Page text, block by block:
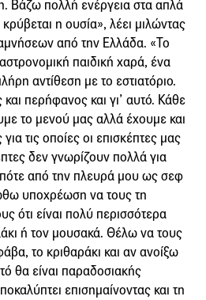
Βάζω πολλή ενέργεια στα απλά
η ουσία», λέει μιλώντας
από την Ελλάδα. «Το
παιδική χαρά, ένα
αντίθεση με το εστιατόριο.
περήφανος και γι’ αυτό. Κάθε
το μενού μας αλλά έχουμε και
τις οποίες οι επισκέπτες μας
δεν γνωρίζουν πολλά για
από την πλευρά μου ως σεφ
υποχρέωση να τους τη
ότι είναι πολύ περισσότερα
ή τον μουσακά. Θέλω να τους
το κριθαράκι και αν ανοίξω
θα είναι παραδοσιακής
επισημαίνοντας και τη